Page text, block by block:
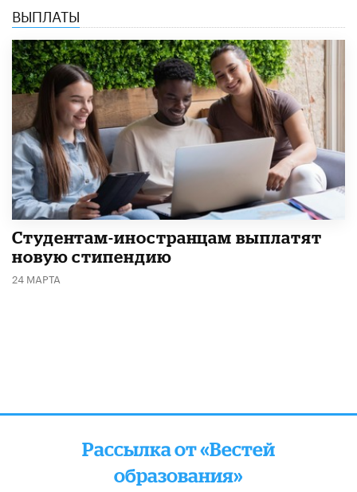
ВЫПЛАТЫ
Студентам-иностранцам выплатят
новую стипендию
24 МАРТА
Рассылка от «Вестей
образования»